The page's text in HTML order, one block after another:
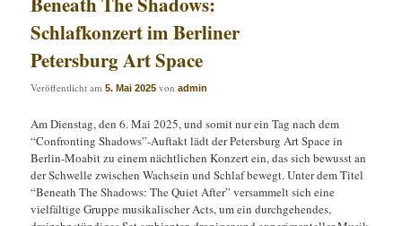
Schlafkonzert im Berliner
Petersburg Art Space
Veröffentlicht am5. Mai 2025 vonadmin
Am Dienstag, den 6. Mai 2025, und somit nur ein Tag nach dem
“Confronting Shadows”-Auftakt lädt der Petersburg Art Space in
Berlin-Moabit zu einem nächtlichen Konzert ein, das sich bewusst an
der Schwelle zwischen Wachsein und Schlaf bewegt. Unter dem Titel
“Beneath The Shadows: The Quiet After” versammelt sich eine
vielfältige Gruppe musikalischer Acts, um ein durchgehendes,